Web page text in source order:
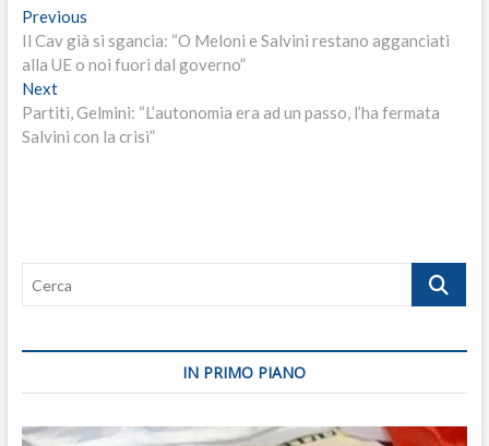
Navigazione
articoli
PreviousPrevious
post:
Il Cav già si sgancia: “O Meloni e Salvini restano agganciati
alla UE o noi fuori dal governo”
NextNext
post:
Partiti, Gelmini: “L’autonomia era ad un passo, l’ha fermata
Salvini con la crisi”
Cerca
IN PRIMO PIANO